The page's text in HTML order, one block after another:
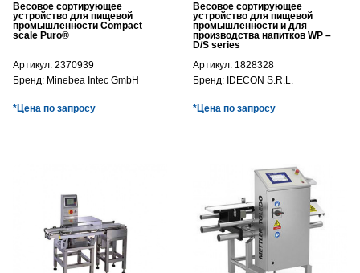
Весовое сортирующее
устройство для пищевой
промышленности Compact
scale Puro®
Артикул: 2370939
Бренд: Minebea Intec GmbH
*Цена по запросу
Весовое сортирующее
устройство для пищевой
промышленности и для
производства напитков WP –
D/S series
Артикул: 1828328
Бренд: IDECON S.R.L.
*Цена по запросу